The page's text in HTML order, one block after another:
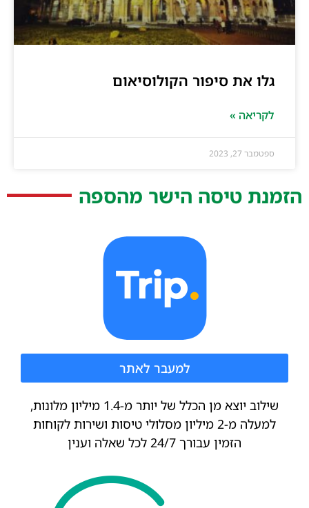
גלו את סיפור הקולוסיאום
לקריאה »
ספטמבר 27, 2023
הזמנת טיסה הישר מהספה
למעבר לאתר
שילוב יוצא מן הכלל של יותר מ-1.4 מיליון מלונות,
למעלה מ-2 מיליון מסלולי טיסות ושירות לקוחות
הזמין עבורך 24/7 לכל שאלה וענין